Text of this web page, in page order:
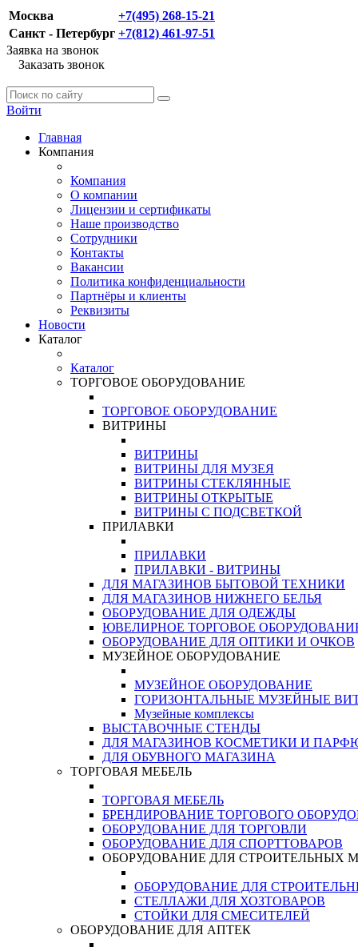
Москва
+7(495) 268-15-21
Санкт - Петербург +7(812) 461-97-51
Заявка на звонок
Заказать звонок
Войти
Главная
Компания
Компания
О компании
Лицензии и сертификаты
Наше производство
Сотрудники
Контакты
Вакансии
Политика конфиденциальности
Партнёры и клиенты
Реквизиты
Новости
Каталог
Каталог
ТОРГОВОЕ ОБОРУДОВАНИЕ
ТОРГОВОЕ ОБОРУДОВАНИЕ
ВИТРИНЫ
ВИТРИНЫ
ВИТРИНЫ ДЛЯ МУЗЕЯ
ВИТРИНЫ СТЕКЛЯННЫЕ
ВИТРИНЫ ОТКРЫТЫЕ
ВИТРИНЫ С ПОДСВЕТКОЙ
ПРИЛАВКИ
ПРИЛАВКИ
ПРИЛАВКИ - ВИТРИНЫ
ДЛЯ МАГАЗИНОВ БЫТОВОЙ ТЕХНИКИ
ДЛЯ МАГАЗИНОВ НИЖНЕГО БЕЛЬЯ
ОБОРУДОВАНИЕ ДЛЯ ОДЕЖДЫ
ЮВЕЛИРНОЕ ТОРГОВОЕ
ОБОРУДОВАНИЕ ДЛЯ ОПТИКИ И ОЧКОВ
МУЗЕЙНОЕ ОБОРУДОВАНИЕ
МУЗЕЙНОЕ ОБОРУДОВАНИЕ
ГОРИЗОНТАЛЬНЫЕ МУЗЕЙНЫЕ
Музейные комплексы
ВЫСТАВОЧНЫЕ СТЕНДЫ
ДЛЯ МАГАЗИНОВ КОСМЕТИКИ И
ДЛЯ ОБУВНОГО МАГАЗИНА
ТОРГОВАЯ МЕБЕЛЬ
ТОРГОВАЯ МЕБЕЛЬ
БРЕНДИРОВАНИЕ ТОРГОВОГО
ОБОРУДОВАНИЕ ДЛЯ ТОРГОВЛИ
ОБОРУДОВАНИЕ ДЛЯ СПОРТТОВАРОВ
ОБОРУДОВАНИЕ ДЛЯ СТРОИТЕЛЬНЫХ
ОБОРУДОВАНИЕ ДЛЯ
СТЕЛЛАЖИ ДЛЯ ХОЗТОВАРОВ
СТОЙКИ ДЛЯ СМЕСИТЕЛЕЙ
ОБОРУДОВАНИЕ ДЛЯ АПТЕК